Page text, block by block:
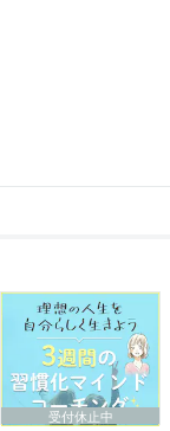
受付休止中